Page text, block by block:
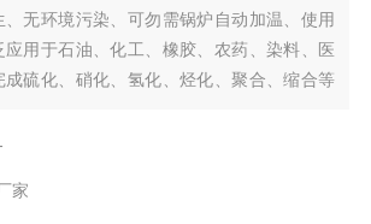
无环境污染、可勿需锅炉自动加温、使用
用于石油、化工、橡胶、农药、染料、医
硫化、硝化、氢化、烃化、聚合、缩合等
及气体吸收等物理变化过程均需要采用搅
家